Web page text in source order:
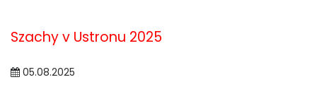
Szachy v Ustronu 2025
05.08.2025